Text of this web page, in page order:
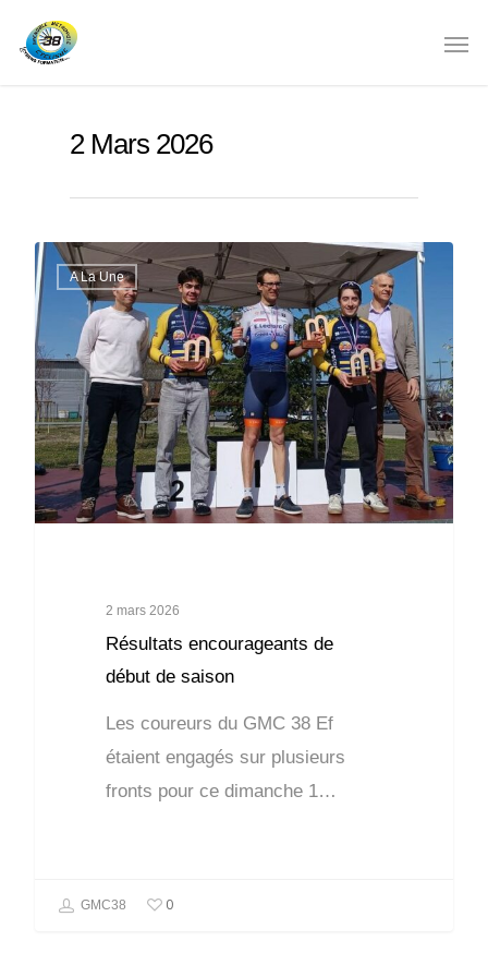
2 Mars 2026
A La Une
2 mars 2026
Résultats encourageants de
début de saison
Les coureurs du GMC 38 Ef
étaient engagés sur plusieurs
fronts pour ce dimanche 1…
GMC38 0